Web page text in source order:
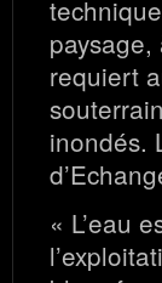
requiert
inondés.
« L’eau